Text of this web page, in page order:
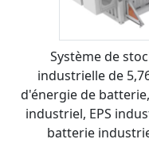
Système de
industrielle de
d'énergie de
industriel, EPS
batterie